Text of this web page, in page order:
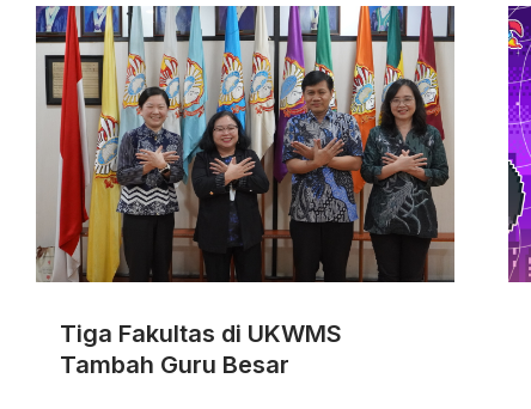
Tiga Fakultas di UKWMS
Tambah Guru Besar